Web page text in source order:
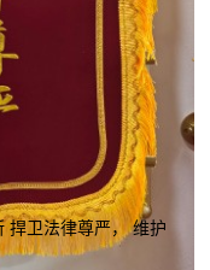
捍卫法律尊严， 维护